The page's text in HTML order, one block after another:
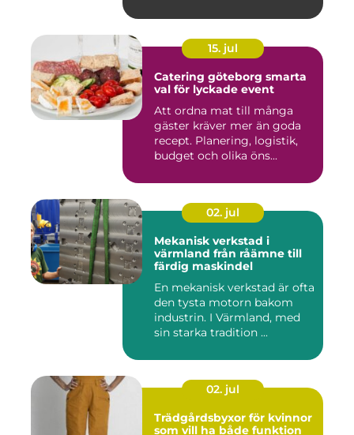
15. jul
Catering göteborg smarta
val för lyckade event
Att ordna mat till många
gäster kräver mer än goda
recept. Planering, logistik,
budget och olika öns...
02. jul
Mekanisk verkstad i
värmland från råämne till
färdig maskindel
En mekanisk verkstad är ofta
den tysta motorn bakom
industrin. I Värmland, med
sin starka tradition ...
02. jul
Trädgårdsbyxor för kvinnor
som vill ha både funktion